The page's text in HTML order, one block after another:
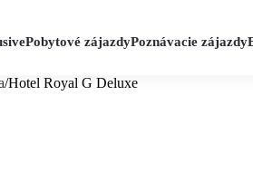
Pobytové zájazdyPoznávacie zájazdy
/Hotel Royal G Deluxe